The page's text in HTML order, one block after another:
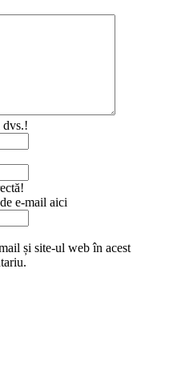
dvs.!
e-mail aici
și site-ul web în acest